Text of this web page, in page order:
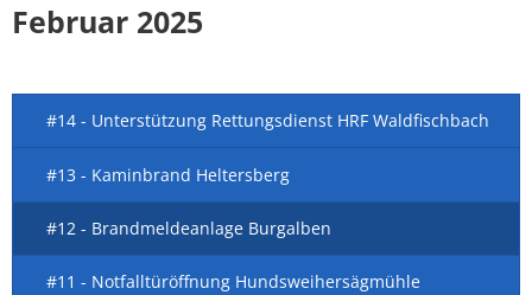
Februar 2025
#14 - Unterstützung Rettungsdienst HRF Waldfischbach
#13 - Kaminbrand Heltersberg
#12 - Brandmeldeanlage Burgalben
#11 - Notfalltüröffnung Hundsweihersägmühle